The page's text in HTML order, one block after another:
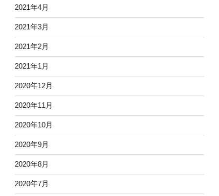
2021年4月
2021年3月
2021年2月
2021年1月
2020年12月
2020年11月
2020年10月
2020年9月
2020年8月
2020年7月